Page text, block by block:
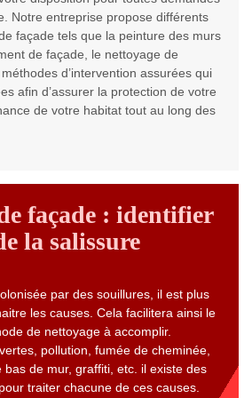
Notre entreprise propose différents
façade tels que la peinture des murs
de façade, le nettoyage de
d’intervention assurées qui
afin d’assurer la protection de votre
de votre habitat tout au long des
façade : identifier
la salissure
par des souillures, il est plus
les causes. Cela facilitera ainsi le
de nettoyage à accomplir.
pollution, fumée de cheminée,
bas de mur, graffiti, etc. il existe des
traiter chacune de ces causes.